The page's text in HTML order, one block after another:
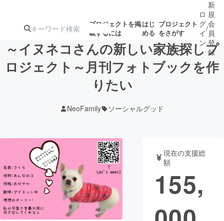
プロジェクトを掲
載するには
はじ
める
プロジェクト
をさがす
注目の新着プロ募集終了が近いプ
テクノロジー・ガジェット
映像・映画 書籍・雑誌
ビジネス・起業 チャレンジ
ロ
グ
イ
ン
/
新
規
会
員
登
録
～イヌネコさんの新しい家族探しプ
ロジェクト～月刊フォトブックを作
りたい
NeoFamily ソーシャルグッド
現在の支援総
額
155,